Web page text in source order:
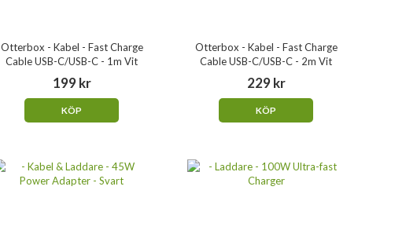
Otterbox - Kabel - Fast Charge
Cable USB-C/USB-C - 1m Vit
199 kr
KÖP
Otterbox - Kabel - Fast Charge
Cable USB-C/USB-C - 2m Vit
229 kr
KÖP